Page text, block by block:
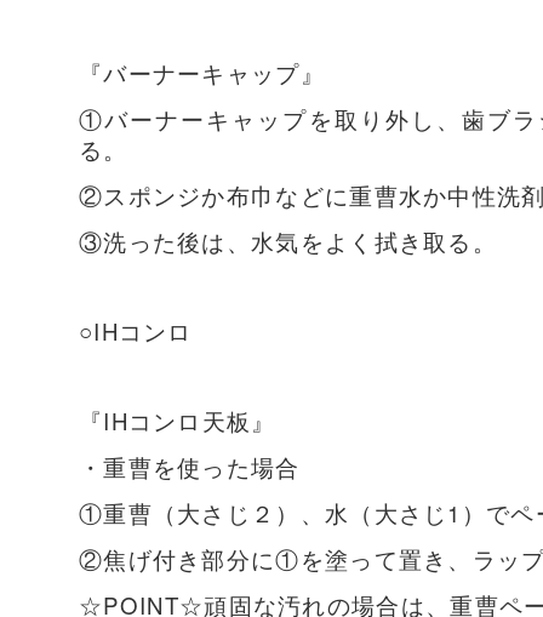
『バーナーキャップ』
①バーナーキャップを取り外し、歯ブ
る。
②スポンジか布巾などに重曹水か中性洗
③洗った後は、水気をよく拭き取る。
○IHコンロ
『IHコンロ天板』
・重曹を使った場合
①重曹（大さじ２）、水（大さじ1）でペ
②焦げ付き部分に①を塗って置き、ラッ
☆POINT☆頑固な汚れの場合は、重曹ペ